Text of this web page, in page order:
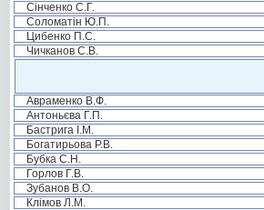
Сінченко С.Г.
Соломатін Ю.П.
Цибенко П.С.
Чичканов С.В.
Авраменко В.Ф.
Антоньєва Г.П.
Бастрига І.М.
Богатирьова Р.В.
Бубка С.Н.
Горлов Г.В.
Зубанов В.О.
Клімов Л.М.